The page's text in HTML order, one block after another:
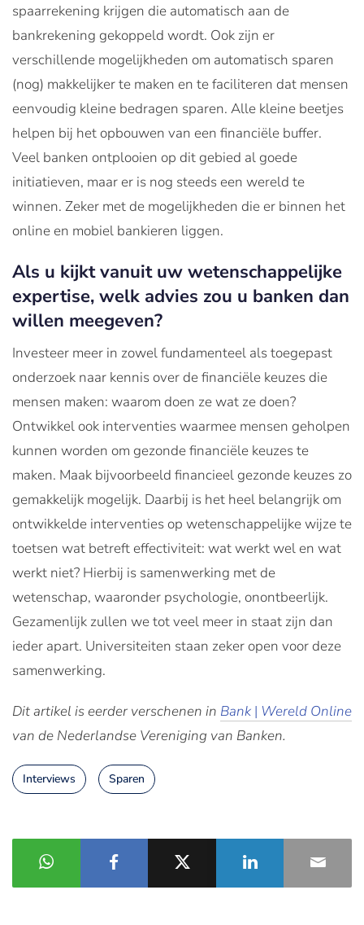
spaarrekening krijgen die automatisch aan de
bankrekening gekoppeld wordt. Ook zijn er
verschillende mogelijkheden om automatisch sparen
(nog) makkelijker te maken en te faciliteren dat mensen
eenvoudig kleine bedragen sparen. Alle kleine beetjes
helpen bij het opbouwen van een financiële buffer.
Veel banken ontplooien op dit gebied al goede
initiatieven, maar er is nog steeds een wereld te
winnen. Zeker met de mogelijkheden die er binnen het
online en mobiel bankieren liggen.
Als u kijkt vanuit uw wetenschappelijke
expertise, welk advies zou u banken dan
willen meegeven?
Investeer meer in zowel fundamenteel als toegepast
onderzoek naar kennis over de financiële keuzes die
mensen maken: waarom doen ze wat ze doen?
Ontwikkel ook interventies waarmee mensen geholpen
kunnen worden om gezonde financiële keuzes te
maken. Maak bijvoorbeeld financieel gezonde keuzes zo
gemakkelijk mogelijk. Daarbij is het heel belangrijk om
ontwikkelde interventies op wetenschappelijke wijze te
toetsen wat betreft effectiviteit: wat werkt wel en wat
werkt niet? Hierbij is samenwerking met de
wetenschap, waaronder psychologie, onontbeerlijk.
Gezamenlijk zullen we tot veel meer in staat zijn dan
ieder apart. Universiteiten staan zeker open voor deze
samenwerking.
Dit artikel is eerder verschenen in Bank | Wereld Online
van de Nederlandse Vereniging van Banken.
Interviews Sparen